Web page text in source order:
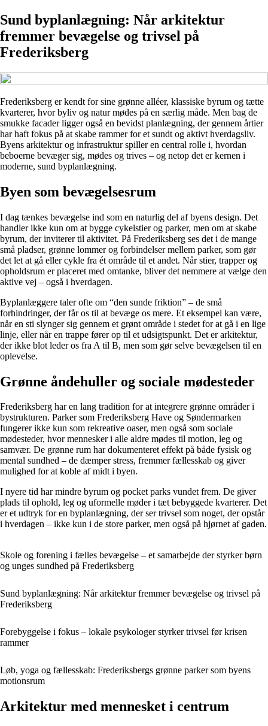
Sund byplanlægning: Når arkitektur
fremmer bevægelse og trivsel på
Frederiksberg
Frederiksberg er kendt for sine grønne alléer, klassiske byrum og tætte
kvarterer, hvor byliv og natur mødes på en særlig måde. Men bag de
smukke facader ligger også en bevidst planlægning, der gennem årtier
har haft fokus på at skabe rammer for et sundt og aktivt hverdagsliv.
Byens arkitektur og infrastruktur spiller en central rolle i, hvordan
beboerne bevæger sig, mødes og trives – og netop det er kernen i
moderne, sund byplanlægning.
Byen som bevægelsesrum
I dag tænkes bevægelse ind som en naturlig del af byens design. Det
handler ikke kun om at bygge cykelstier og parker, men om at skabe
byrum, der inviterer til aktivitet. På Frederiksberg ses det i de mange
små pladser, grønne lommer og forbindelser mellem parker, som gør
det let at gå eller cykle fra ét område til et andet. Når stier, trapper og
opholdsrum er placeret med omtanke, bliver det nemmere at vælge den
aktive vej – også i hverdagen.
Byplanlæggere taler ofte om “den sunde friktion” – de små
forhindringer, der får os til at bevæge os mere. Et eksempel kan være,
når en sti slynger sig gennem et grønt område i stedet for at gå i en lige
linje, eller når en trappe fører op til et udsigtspunkt. Det er arkitektur,
der ikke blot leder os fra A til B, men som gør selve bevægelsen til en
oplevelse.
Grønne åndehuller og sociale mødesteder
Frederiksberg har en lang tradition for at integrere grønne områder i
bystrukturen. Parker som Frederiksberg Have og Søndermarken
fungerer ikke kun som rekreative oaser, men også som sociale
mødesteder, hvor mennesker i alle aldre mødes til motion, leg og
samvær. De grønne rum har dokumenteret effekt på både fysisk og
mental sundhed – de dæmper stress, fremmer fællesskab og giver
mulighed for at koble af midt i byen.
I nyere tid har mindre byrum og pocket parks vundet frem. De giver
plads til ophold, leg og uformelle møder i tæt bebyggede kvarterer. Det
er et udtryk for en byplanlægning, der ser trivsel som noget, der opstår
i hverdagen – ikke kun i de store parker, men også på hjørnet af gaden.
Skole og forening i fælles bevægelse – et samarbejde der styrker børn
og unges sundhed på Frederiksberg
Sund byplanlægning: Når arkitektur fremmer bevægelse og trivsel på
Frederiksberg
Forebyggelse i fokus – lokale psykologer styrker trivsel før krisen
rammer
Løb, yoga og fællesskab: Frederiksbergs grønne parker som byens
motionsrum
Arkitektur med mennesket i centrum